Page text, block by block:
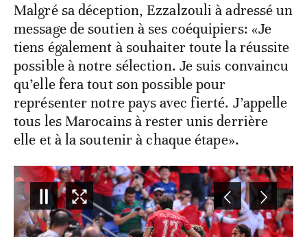
Malgré sa déception, Ezzalzouli à adressé un
message de soutien à ses coéquipiers: «Je
tiens également à souhaiter toute la réussite
possible à notre sélection. Je suis convaincu
qu’elle fera tout son possible pour
représenter notre pays avec fierté. J’appelle
tous les Marocains à rester unis derrière
elle et à la soutenir à chaque étape».